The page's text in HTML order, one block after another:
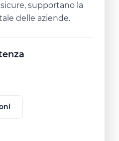
supportano la
delle aziende.